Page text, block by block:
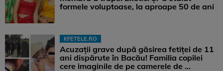
formele voluptoase, la aproape 50 de ani
KFETELE.RO
Acuzații grave după găsirea fetiței de 11
ani dispărute în Bacău! Familia copilei
cere imaginile de pe camerele de ...